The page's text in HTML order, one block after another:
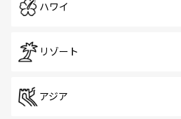
ハワイ
リゾート
アジア